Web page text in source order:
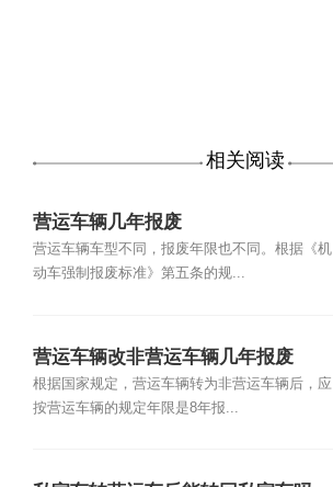
相关阅读
营运车辆几年报废
营运车辆车型不同，报废年限也不同。根据《机
动车强制报废标准》第五条的规...
营运车辆改非营运车辆几年报废
根据国家规定，营运车辆转为非营运车辆后，应
按营运车辆的规定年限是8年报...